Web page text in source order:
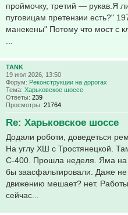
проймочку, третий — рукав.Я
пуговицам претензии есть?"
манекены" Потому что мост с
TANK
19 июл 2026, 13:50
Форум: Реконструкции на дорогах
Тема: Харьковское шоссе
Ответы: 239
Просмотры: 21764
Re: Харьковское шоссе
Додали роботи, доведеться
На углу ХШ с Тростянецкой.
С-400. Прошла неделя. Яма на
бы заасфальтировали. Даже
движению мешает? нет.
сейчас...